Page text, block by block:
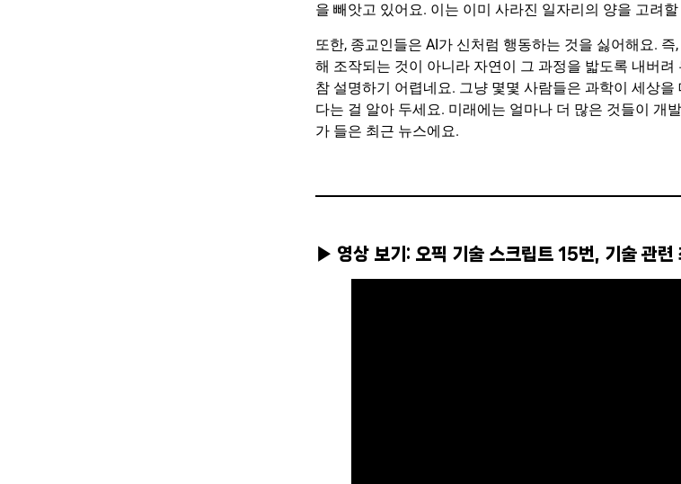
을 빼앗고 있어요. 이는 이미 사라진 일자리의 양을 고려
또한, 종교인들은 AI가 신처럼 행동하는 것을 싫어해요.
해 조작되는 것이 아니라 자연이 그 과정을 밟도록 내버려
참 설명하기 어렵네요. 그냥 몇몇 사람들은 과학이 세상
다는 걸 알아 두세요. 미래에는 얼마나 더 많은 것들이 개
가 들은 최근 뉴스에요.
▶ 영상 보기: 오픽 기술 스크립트 15번, 기술 관련